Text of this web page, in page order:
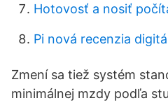
Hotovosť a nosiť
Pi nová recenzia
Zmení sa tiež systém
minimálnej mzdy podľa